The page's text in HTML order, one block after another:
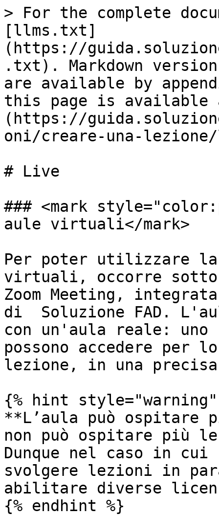
> For the complete
[llms.txt]
(https://
.txt). Markdown
are available by
this page is available
(https://
oni/creare-una-
# Live
### <mark
aule virtuali</mark>
Per poter utilizzare
virtuali, occorre
Zoom Meeting,
di  Soluzione FAD.
con un'aula reale: uno
possono accedere per
lezione, in una
{% hint style="warning"
**L’aula può ospitare
non può ospitare più
Dunque nel caso in
svolgere lezioni in
abilitare diverse
{% endhint %}